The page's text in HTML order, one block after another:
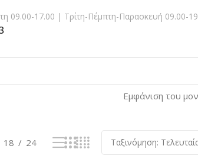
09.00-17.00 | Τρίτη-Πέμπτη-Παρασκευή 09.00-
Εμφάνιση του
18 24